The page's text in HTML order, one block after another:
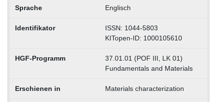
Sprache Englisch
Identifikator
ISSN: 1044-5803
KITopen-ID: 1000105610
HGF-Programm
37.01.01 (POF III, LK 01)
Fundamentals and Materials
Erschienen in Materials characterization